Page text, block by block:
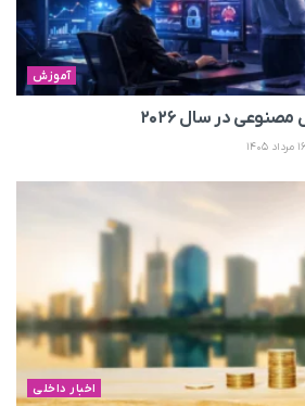
آموزش
در سال ۲۰۲۶
اخبار داخلی